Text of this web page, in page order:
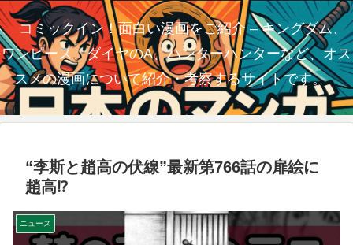
コミックイン！面白い漫画をご紹介 – キングダム、
ワンピース、ダイヤのA、ハンターハンターなど、オス
スメの漫画について紹介・考察するサイトです。
“李斯と趙高の伏線”最新第766話の扉絵に
趙高⁉︎
ニュース